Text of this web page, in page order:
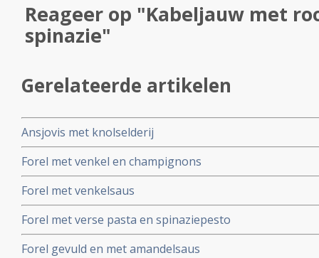
Reageer op "Kabeljauw met
spinazie"
Gerelateerde artikelen
Ansjovis met knolselderij
Forel met venkel en champignons
Forel met venkelsaus
Forel met verse pasta en spinaziepesto
Forel gevuld en met amandelsaus